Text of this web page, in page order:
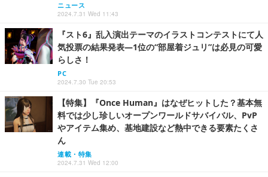
ニュース
2024.7.31 Wed 11:43
『スト6』乱入演出テーマのイラストコンテストにて人
気投票の結果発表―1位の“部屋着ジュリ”は必見の可愛
らしさ！
PC
2024.7.30 Tue 20:53
【特集】『Once Human』はなぜヒットした？基本無
料では少し珍しいオープンワールドサバイバル、PvP
やアイテム集め、基地建設など熱中できる要素たくさ
ん
連載・特集
2024.7.31 Wed 12:00